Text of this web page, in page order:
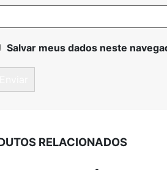
Salvar meus dados neste
RELACIONADOS